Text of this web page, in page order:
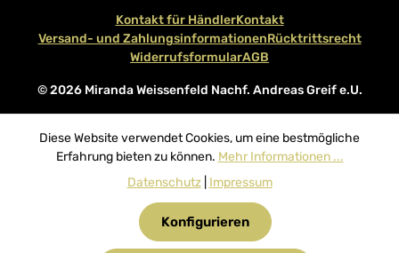
© 2026 Miranda Weissenfeld Nachf. Andreas Greif e.U.
Kontakt für HändlerKontakt
Versand- und ZahlungsinformationenRücktrittsrecht
WiderrufsformularAGB
Diese Website verwendet Cookies, um eine bestmögliche
Erfahrung bieten zu können. Mehr Informationen ...
Datenschutz| Impressum
Konfigurieren